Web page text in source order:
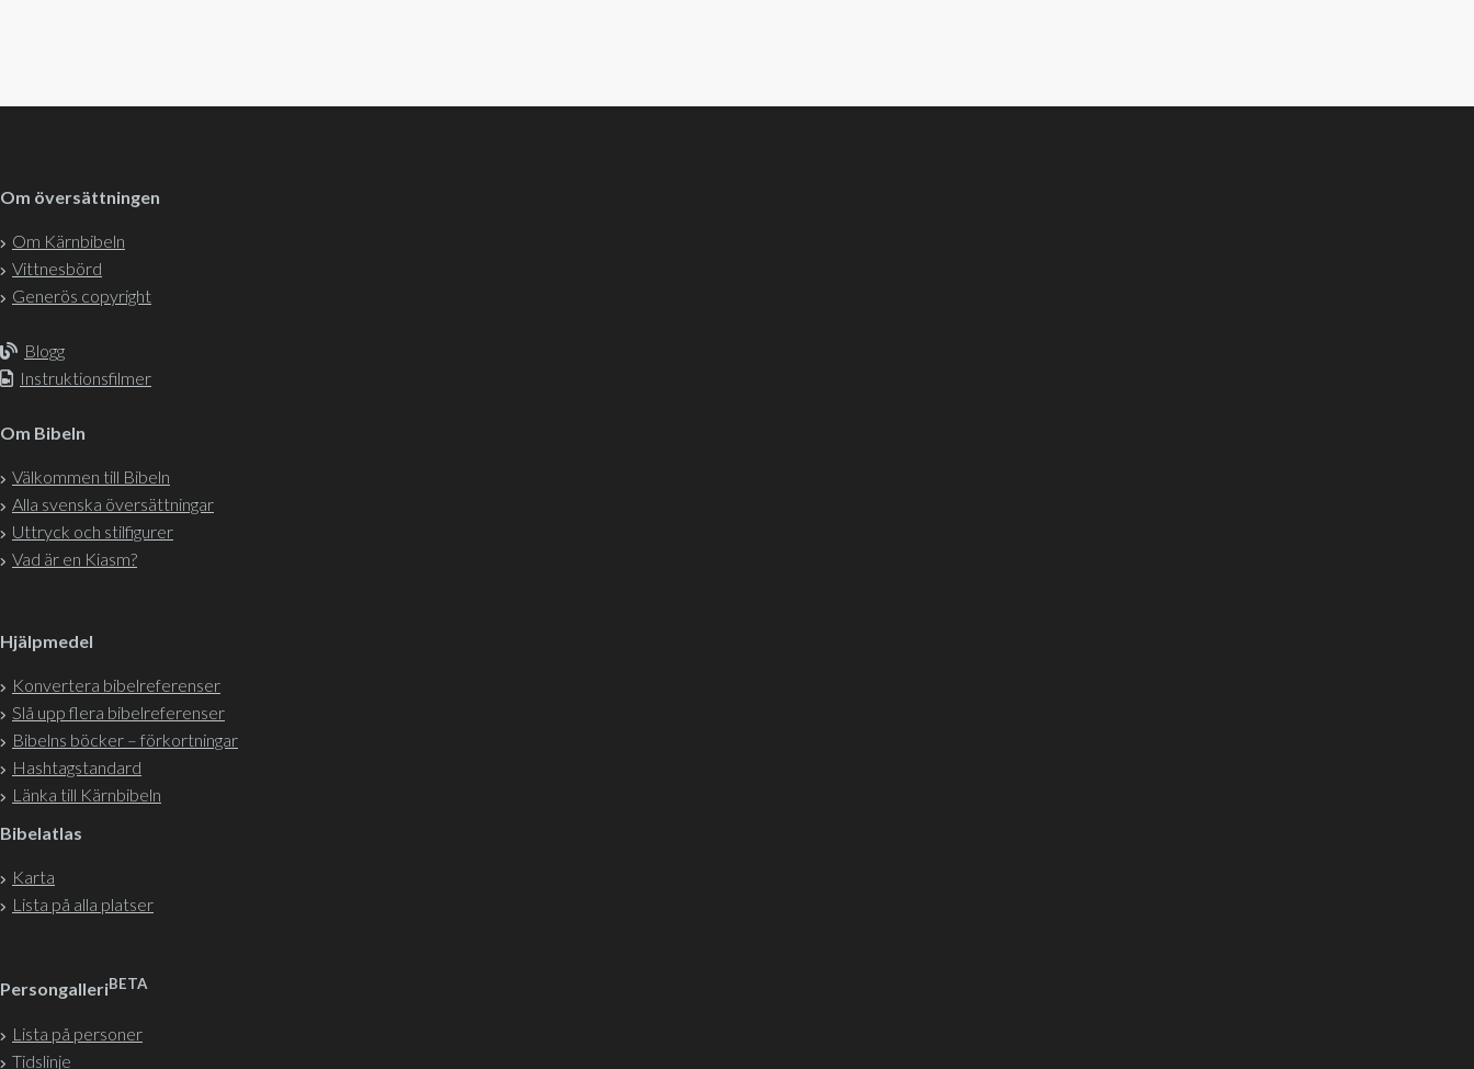
Om översättningen
Om Kärnbibeln
Vittnesbörd
Generös copyright
Blogg
Instruktionsfilmer
Om Bibeln
Välkommen till Bibeln
Alla svenska översättningar
Uttryck och stilfigurer
Vad är en Kiasm?
Hjälpmedel
Konvertera bibelreferenser
Slå upp flera bibelreferenser
Bibelns böcker – förkortningar
Hashtagstandard
Länka till Kärnbibeln
Bibelatlas
Karta
Lista på alla platser
PersongalleriBETA
Lista på personer
Tidslinje